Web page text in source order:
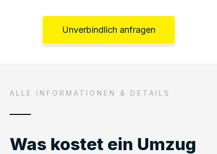
Unverbindlich anfragen
ALLE INFORMATIONEN & DETAILS
Was kostet ein Umzug